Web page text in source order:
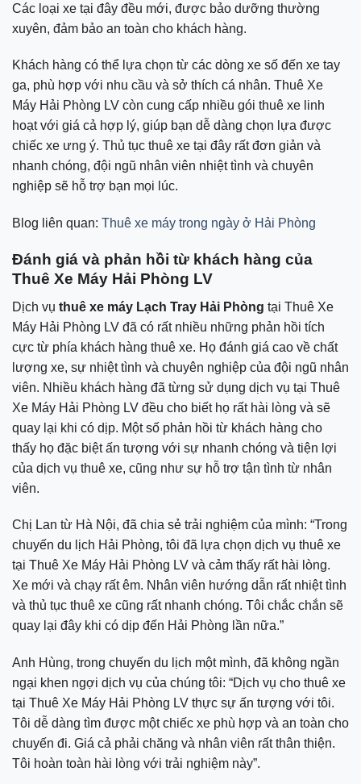
Các loại xe tại đây đều mới, được bảo dưỡng thường
xuyên, đảm bảo an toàn cho khách hàng.
Khách hàng có thể lựa chọn từ các dòng xe số đến xe tay
ga, phù hợp với nhu cầu và sở thích cá nhân. Thuê Xe
Máy Hải Phòng LV còn cung cấp nhiều gói thuê xe linh
hoạt với giá cả hợp lý, giúp bạn dễ dàng chọn lựa được
chiếc xe ưng ý. Thủ tục thuê xe tại đây rất đơn giản và
nhanh chóng, đội ngũ nhân viên nhiệt tình và chuyên
nghiệp sẽ hỗ trợ bạn mọi lúc.
Blog liên quan: Thuê xe máy trong ngày ở Hải Phòng
Đánh giá và phản hồi từ khách hàng của
Thuê Xe Máy Hải Phòng LV
Dịch vụ thuê xe máy Lạch Tray Hải Phòng tại Thuê Xe
Máy Hải Phòng LV đã có rất nhiều những phản hồi tích
cực từ phía khách hàng thuê xe. Họ đánh giá cao về chất
lượng xe, sự nhiệt tình và chuyên nghiệp của đội ngũ nhân
viên. Nhiều khách hàng đã từng sử dụng dịch vụ tại Thuê
Xe Máy Hải Phòng LV đều cho biết họ rất hài lòng và sẽ
quay lại khi có dịp. Một số phản hồi từ khách hàng cho
thấy họ đặc biệt ấn tượng với sự nhanh chóng và tiện lợi
của dịch vụ thuê xe, cũng như sự hỗ trợ tận tình từ nhân
viên.
Chị Lan từ Hà Nội, đã chia sẻ trải nghiệm của mình: “Trong
chuyến du lịch Hải Phòng, tôi đã lựa chọn dịch vụ thuê xe
tại Thuê Xe Máy Hải Phòng LV và cảm thấy rất hài lòng.
Xe mới và chạy rất êm. Nhân viên hướng dẫn rất nhiệt tình
và thủ tục thuê xe cũng rất nhanh chóng. Tôi chắc chắn sẽ
quay lại đây khi có dịp đến Hải Phòng lần nữa.”
Anh Hùng, trong chuyến du lịch một mình, đã không ngần
ngại khen ngợi dịch vụ của chúng tôi: “Dịch vụ cho thuê xe
tại Thuê Xe Máy Hải Phòng LV thực sự ấn tượng với tôi.
Tôi dễ dàng tìm được một chiếc xe phù hợp và an toàn cho
chuyến đi. Giá cả phải chăng và nhân viên rất thân thiện.
Tôi hoàn toàn hài lòng với trải nghiệm này”.